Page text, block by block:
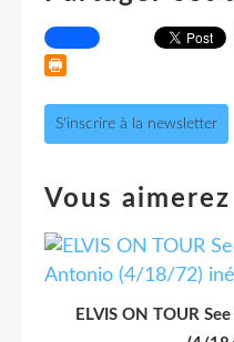
S'inscrire à la newsletter
Vous
ELVIS ON TOUR